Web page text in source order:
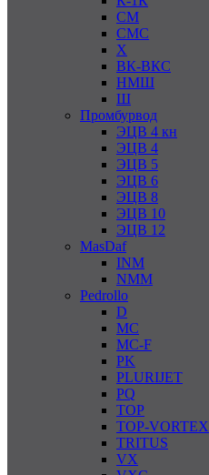
СМ
СМС
Х
ВК-ВКС
НМШ
Ш
Промбурвод
ЭЦВ 4 кн
ЭЦВ 4
ЭЦВ 5
ЭЦВ 6
ЭЦВ 8
ЭЦВ 10
ЭЦВ 12
MasDaf
INM
NMM
Pedrollo
D
MC
MC-F
PK
PLURIJET
PQ
TOP
TOP-VORTEX
TRITUS
VX